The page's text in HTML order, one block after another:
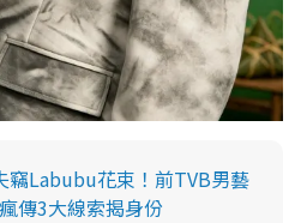
竊Labubu花束！前TVB男藝
傳3大線索揭身份